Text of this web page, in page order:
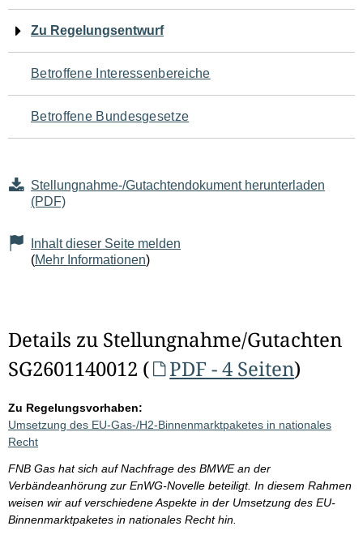
für
den
Seiteninhalt
Zu Regelungsentwurf
Betroffene Interessenbereiche
Betroffene Bundesgesetze
Stellungnahme-/Gutachtendokument herunterladen
(PDF)
Inhalt dieser Seite melden
(Mehr Informationen)
Details zu Stellungnahme/Gutachten
SG2601140012 (
PDF - 4 Seiten)
Zu Regelungsvorhaben:
Umsetzung des EU-Gas-/H2-Binnenmarktpaketes in nationales
Recht
FNB Gas hat sich auf Nachfrage des BMWE an der
Verbändeanhörung zur EnWG-Novelle beteiligt. In diesem Rahmen
weisen wir auf verschiedene Aspekte in der Umsetzung des EU-
Binnenmarktpaketes in nationales Recht hin.